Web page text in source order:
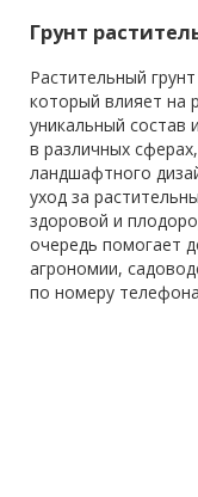
Грунт
Растительный
который влияет на
уникальный состав
в различных
ландшафтного
уход за
здоровой и
очередь помогает
агрономии,
по номеру